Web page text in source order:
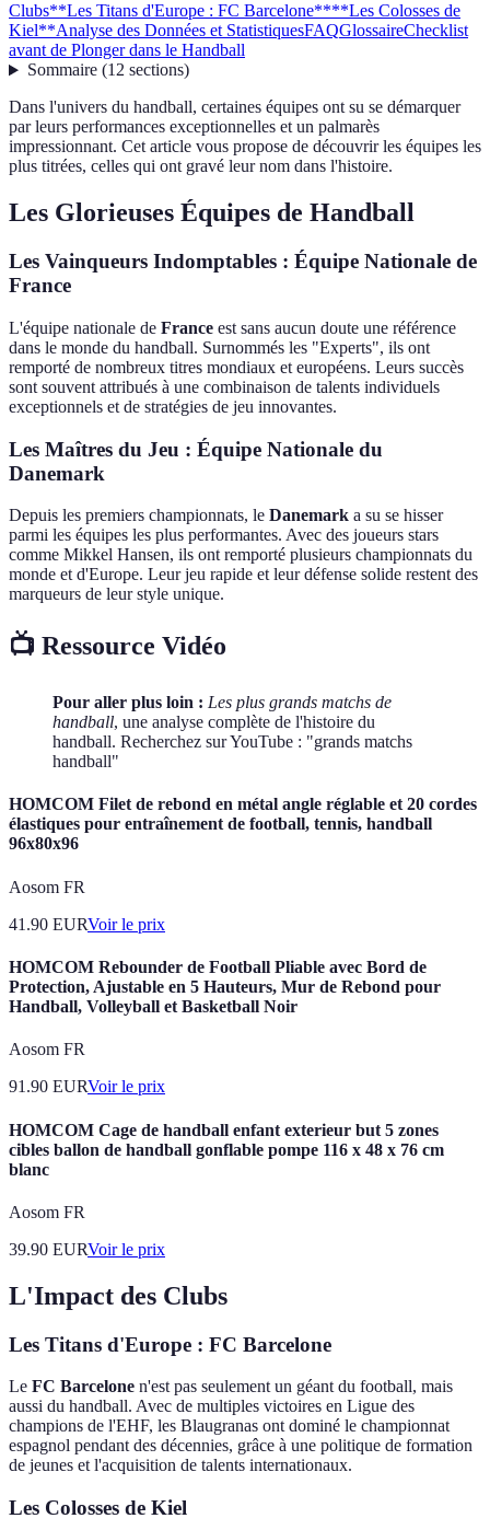
Clubs**Les Titans d'Europe : FC Barcelone****Les Colosses de
Kiel**Analyse des Données et StatistiquesFAQGlossaireChecklist
avant de Plonger dans le Handball
Sommaire(12 sections)
Dans l'univers du handball, certaines équipes ont su se démarquer
par leurs performances exceptionnelles et un palmarès
impressionnant. Cet article vous propose de découvrir les équipes les
plus titrées, celles qui ont gravé leur nom dans l'histoire.
Les Glorieuses Équipes de Handball
Les Vainqueurs Indomptables : Équipe Nationale de
France
L'équipe nationale de France est sans aucun doute une référence
dans le monde du handball. Surnommés les "Experts", ils ont
remporté de nombreux titres mondiaux et européens. Leurs succès
sont souvent attribués à une combinaison de talents individuels
exceptionnels et de stratégies de jeu innovantes.
Les Maîtres du Jeu : Équipe Nationale du
Danemark
Depuis les premiers championnats, le Danemark a su se hisser
parmi les équipes les plus performantes. Avec des joueurs stars
comme Mikkel Hansen, ils ont remporté plusieurs championnats du
monde et d'Europe. Leur jeu rapide et leur défense solide restent des
marqueurs de leur style unique.
📺 Ressource Vidéo
Pour aller plus loin : Les plus grands matchs de
handball, une analyse complète de l'histoire du
handball. Recherchez sur YouTube : "grands matchs
handball"
HOMCOM Filet de rebond en métal angle réglable et 20 cordes
élastiques pour entraînement de football, tennis, handball
96x80x96
Aosom FR
41.90 EURVoir le prix
HOMCOM Rebounder de Football Pliable avec Bord de
Protection, Ajustable en 5 Hauteurs, Mur de Rebond pour
Handball, Volleyball et Basketball Noir
Aosom FR
91.90 EURVoir le prix
HOMCOM Cage de handball enfant exterieur but 5 zones
cibles ballon de handball gonflable pompe 116 x 48 x 76 cm
blanc
Aosom FR
39.90 EURVoir le prix
L'Impact des Clubs
Les Titans d'Europe : FC Barcelone
Le FC Barcelone n'est pas seulement un géant du football, mais
aussi du handball. Avec de multiples victoires en Ligue des
champions de l'EHF, les Blaugranas ont dominé le championnat
espagnol pendant des décennies, grâce à une politique de formation
de jeunes et l'acquisition de talents internationaux.
Les Colosses de Kiel